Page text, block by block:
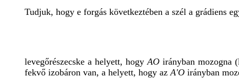
Tudjuk, hogy e forgás következtében a szél a grádiens
levegőrészecske a helyett, hogyAO irányban mozogna
fekvő izobáron van, a helyett, hogy az A'O irányban